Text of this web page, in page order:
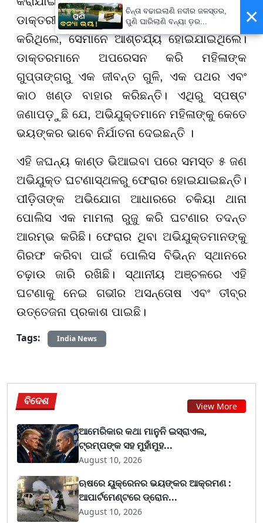
ଡାକ୍ତରୀ ଦଳ ଯେତେବେଳେ ତାଙ୍କର ପରୀକ୍ଷା
କରିଥିଲେ, ସେମାନେ ଆଶ୍ଚର୍ଯ୍ୟ ହୋଇଯାଇଥିଲେ।
ଡାକ୍ତରମାନେ ଅପରେସନ କରି ମହିଳାଙ୍କ
ଗୁପ୍ତାଙ୍ଗରୁ ଏକ ଜୀବନ୍ତ ଗୁଳି, ଏକ ପଥର ଏବଂ
କାଠ ଖଣ୍ଡ ବାହାର କରିଛନ୍ତି। ଏଥିରୁ ସ୍ପଷ୍ଟ
ଜଣାପଡ଼ୁଛି ଯେ, ଅଭିଯୁକ୍ତମାନେ ମହିଳାଙ୍କୁ କେତେ
ଭୟଙ୍କର ଭାବେ ନିର୍ଯାତନା ଦେଇଛନ୍ତି ।
ଏହି ଜଘନ୍ୟ କାଣ୍ଡ ଭିଆଇବା ପରେ ସମସ୍ତ ୫ ଜଣ
ଅଭିଯୁକ୍ତ ଘଟଣାସ୍ଥଳରୁ ଫେରାର ହୋଇଯାଇଛନ୍ତି।
ପୀଡ଼ିତାଙ୍କ ଅଭିଯୋଗ ଆଧାରରେ ଚକିୟା ଥାନା
ପୋଲିସ ଏକ ମାମଲା ରୁଜୁ କରି ଘଟଣାର ତଦନ୍ତ
ଆରମ୍ଭ କରିଛି। ଫେରାର ଥିବା ଅଭିଯୁକ୍ତମାନଙ୍କୁ
ଗିରଫ କରିବା ପାଇଁ ପୋଲିସ ବିଭିନ୍ନ ସ୍ଥାନରେ
ଚଢ଼ାଉ ଜାରି ରଖିଛି। ସ୍ଥାନୀୟ ଅଞ୍ଚଳରେ ଏହି
ଘଟଣାକୁ ନେଇ ଗଭୀର ଅସନ୍ତୋଷ ଏବଂ ତୀବ୍ର
ଉତ୍ତେଜନା ପ୍ରକାଶ ପାଇଛି।
Tags:
India News
ବିଦେଶ View More
ଆମେରିକାର କଥା ମାନୁନି ଇସ୍ରାଏଲ,
ଟ୍ରମ୍ପଙ୍କ ସହ ମୁହାଁମୁହ...
August 10, 2026
ଋଷରେ ୟୁକ୍ରେନର ଭୟଙ୍କର ଆକ୍ରମଣ :
ଆପାର୍ଟମେଣ୍ଟରେ ଡ୍ରୋନ...
August 10, 2026
×
ଚିନ୍ତା ବଢାଇଲାଣି ନଦୀର ଜଳସ୍ତର,
ପୁଣି ଘାରିଲାଣି ବନ୍ୟା ଡ଼ର...